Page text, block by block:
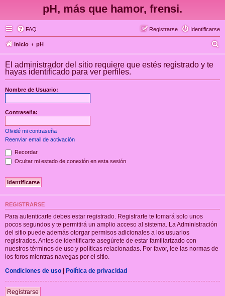
pH, más que hamor, frensi.
FAQ Identificarse
Registrarse
Inicio pH
c
El administrador del sitio requiere que estés registrado y te
hayas identificado para ver perfiles.
Nombre de Usuario:
Contraseña:
Olvidé mi contraseña
Reenviar email de activación
Recordar
Ocultar mi estado de conexión en esta sesión
REGISTRARSE
Para autenticarte debes estar registrado. Registrarte te tomará solo unos
pocos segundos y te permitirá un amplio acceso al sistema. La Administración
del sitio puede además otorgar permisos adicionales a los usuarios
registrados. Antes de identificarte asegúrete de estar familiarizado con
nuestros términos de uso y políticas relacionadas. Por favor, lee las normas de
los foros mientras navegas por el sitio.
Condiciones de uso | Política de privacidad
Registrarse